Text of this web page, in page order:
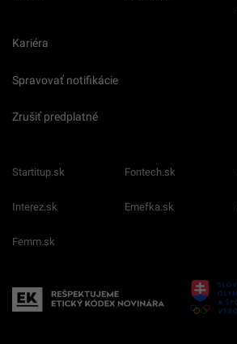
Kariéra
Spravovať notifikácie
Zrušiť predplatné
Startitup.sk Fontech.sk
Interez.sk Emefka.sk
Femm.sk